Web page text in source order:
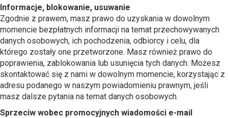
Informacje, blokowanie, usuwanie
Zgodnie z prawem, masz prawo do uzyskania w dowolnym
momencie bezpłatnych informacji na temat przechowywanych
danych osobowych, ich pochodzenia, odbiorcy i celu, dla
którego zostały one przetworzone. Masz również prawo do
poprawienia, zablokowania lub usunięcia tych danych. Możesz
skontaktować się z nami w dowolnym momencie, korzystając z
adresu podanego w naszym powiadomieniu prawnym, jeśli
masz dalsze pytania na temat danych osobowych.
Sprzeciw wobec promocyjnych wiadomości e-mail